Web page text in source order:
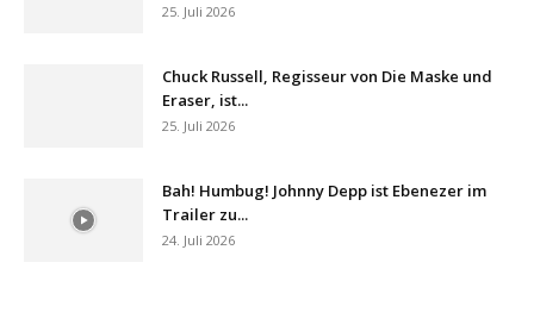
25. Juli 2026
Chuck Russell, Regisseur von Die Maske und
Eraser, ist...
25. Juli 2026
Bah! Humbug! Johnny Depp ist Ebenezer im
Trailer zu...
24. Juli 2026